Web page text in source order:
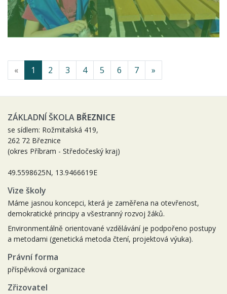
« 1 2 3 4 5 6 7 »
ZÁKLADNÍ ŠKOLA BŘEZNICE
se sídlem: Rožmitalská 419,
262 72 Březnice
(okres Příbram - Středočeský kraj)
49.5598625N, 13.9466619E
Vize školy
Máme jasnou koncepci, která je zaměřena na otevřenost,
demokratické principy a všestranný rozvoj žáků.
Environmentálně orientované vzdělávání je podpořeno postupy
a metodami (genetická metoda čtení, projektová výuka).
Právní forma
příspěvková organizace
Zřizovatel